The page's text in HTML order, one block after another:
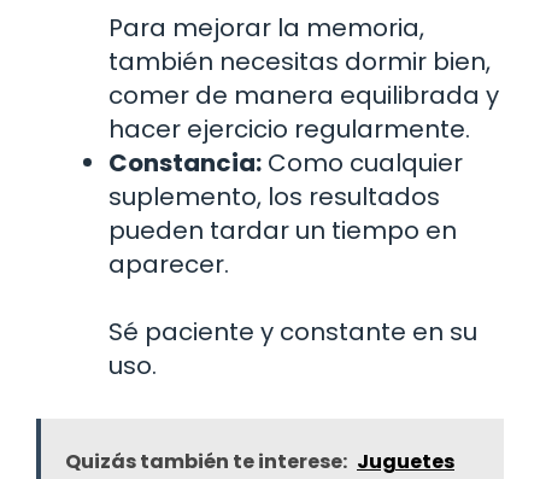
Para mejorar la memoria,
también necesitas dormir bien,
comer de manera equilibrada y
hacer ejercicio regularmente.
Constancia: Como cualquier
suplemento, los resultados
pueden tardar un tiempo en
aparecer.
Sé paciente y constante en su
uso.
Quizás también te interese: Juguetes